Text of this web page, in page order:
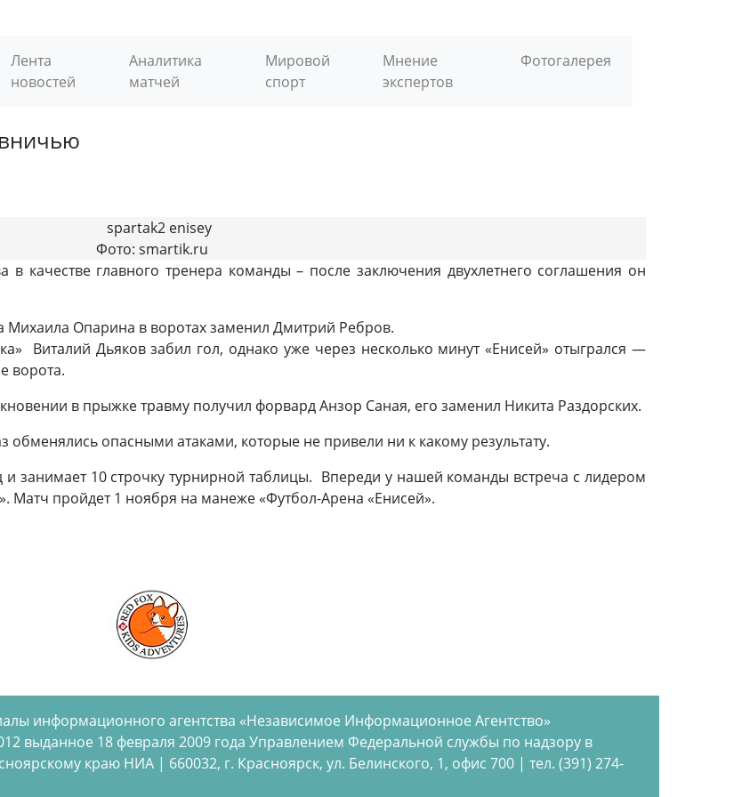
Лента
новостей
Аналитика
матчей
Мировой
спорт
Мнение
экспертов
Фотогалерея
Фото: smartik.ru
качестве главного тренера команды – после заключения двухлетнего соглашения он
Михаила Опарина в воротах заменил Дмитрий Ребров.
Виталий Дьяков забил гол, однако уже через несколько минут «Енисей» отыгрался —
ворота.
в прыжке травму получил форвард Анзор Саная, его заменил Никита Раздорских.
опасными атаками, которые не привели ни к какому результату.
занимает 10 строчку турнирной таблицы. Впереди у нашей команды встреча с лидером
пройдет 1 ноября на манеже «Футбол-Арена «Енисей».
информационного агентства «Независимое Информационное Агентство»
выданное 18 февраля 2009 года Управлением Федеральной службы по надзору в
краю НИА | 660032, г. Красноярск, ул. Белинского, 1, офис 700 | тел. (391) 274-